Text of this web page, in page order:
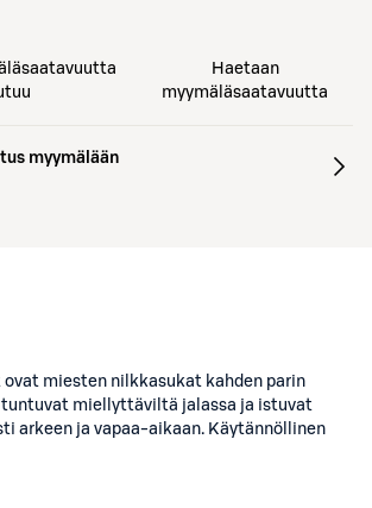
Haetaan
myymäläsaatavuutta
myymälään
ovat miesten nilkkasukat kahden parin
tuntuvat miellyttäviltä jalassa ja istuvat
arkeen ja vapaa-aikaan. Käytännöllinen